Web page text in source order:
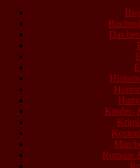
Das
Kinder-
Romane